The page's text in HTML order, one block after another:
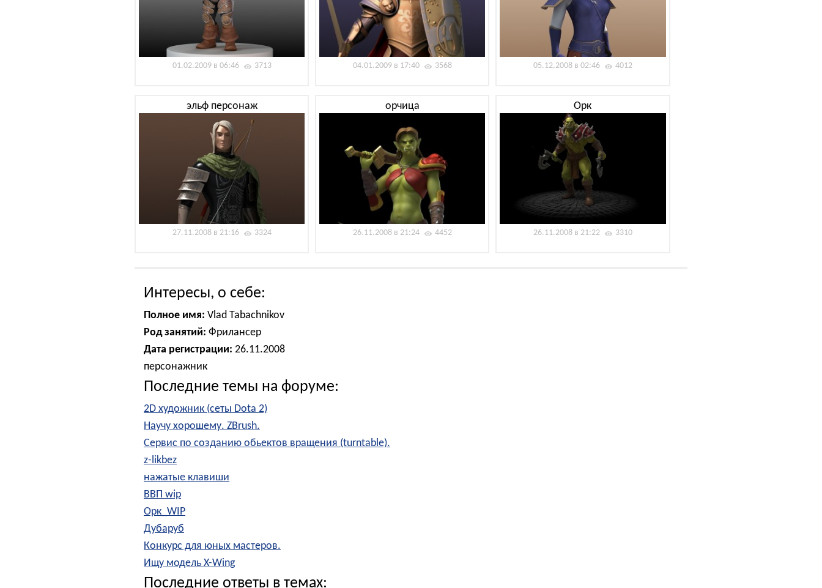
01.02.2009 в 06:46 3713 04.01.2009 в 17:40 3568 05.12.2008 в 02:46 4012
эльф персонаж
27.11.2008 в 21:16 3324
орчица
26.11.2008 в 21:24 4452
Орк
26.11.2008 в 21:22 3310
Интересы, о себе:
Полное имя: Vlad Tabachnikov
Род занятий: Фрилансер
Дата регистрации: 26.11.2008
персонажник
Последние темы на форуме:
2D художник (сеты Dota 2)
Научу хорошему. ZBrush.
Сервис по созданию обьектов вращения (turntable).
z-likbez
нажатые клавиши
ВВП wip
Орк_WIP
Дубаруб
Конкурс для юных мастеров.
Ищу модель X-Wing
Последние ответы в темах: